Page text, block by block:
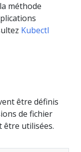
méthode
Kubectl
être définis
de fichier
être utilisées.